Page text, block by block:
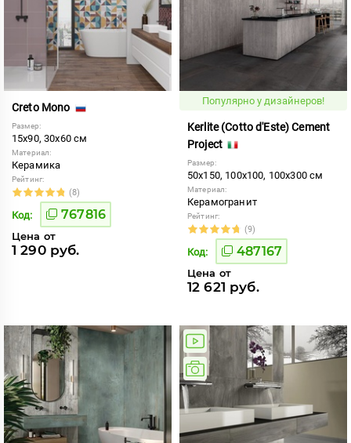
Creto Mono
Размер:
15x90, 30x60 см
Материал:
Керамика
Рейтинг:
(8)
Код: 767816
Цена от
1 290 руб.
Популярно у дизайнеров!
Kerlite (Cotto d'Este) Cement
Project
Размер:
50x150, 100x100, 100x300 см
Материал:
Керамогранит
Рейтинг:
(9)
Код: 487167
Цена от
12 621 руб.